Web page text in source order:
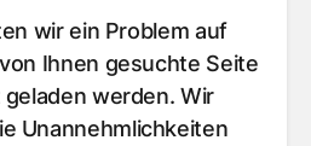
wir ein Problem auf
Ihnen gesuchte Seite
werden. Wir
Unannehmlichkeiten